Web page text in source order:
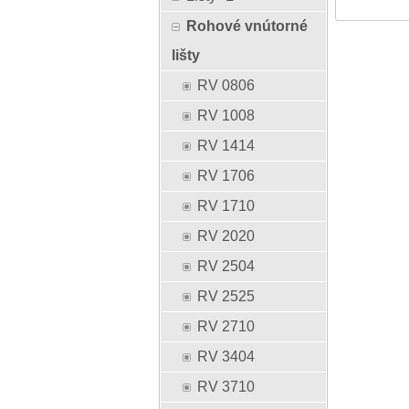
Rohové vnútorné
lišty
RV 0806
RV 1008
RV 1414
RV 1706
RV 1710
RV 2020
RV 2504
RV 2525
RV 2710
RV 3404
RV 3710